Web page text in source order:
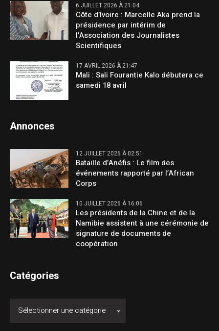
6 JUILLET 2026 À 21:04
Côte d’Ivoire : Marcelle Aka prend la
présidence par intérim de
l’Association des Journalistes
Scientifiques
17 AVRIL 2026 À 21:47
Mali : Sali Fourantie Kalo débutera ce
samedi 18 avril
Annonces
12 JUILLET 2026 À 02:51
Bataille d’Anéfis : Le film des
événements rapporté par l’African
Corps
10 JUILLET 2026 À 16:06
Les présidents de la Chine et de la
Namibie assistent à une cérémonie de
signature de documents de
coopération
Catégories